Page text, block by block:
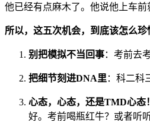
他已经有点麻木了。他说他上车
所以，这五次机会，到底该怎么珍
别把模拟不当回事：考前去
把细节刻进DNA里 ：科二科
心态，心态，还是TMD心态！
好。考前喝瓶红牛？或者听